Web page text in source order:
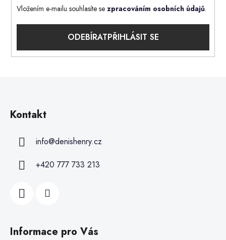
Vložením e-mailu souhlasíte se zpracováním osobních údajů.
PŘIHLÁSIT SE
Kontakt
info@denishenry.cz
+420 777 733 213
Informace pro Vás